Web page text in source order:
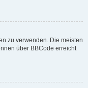
zu verwenden. Die meisten
über BBCode erreicht